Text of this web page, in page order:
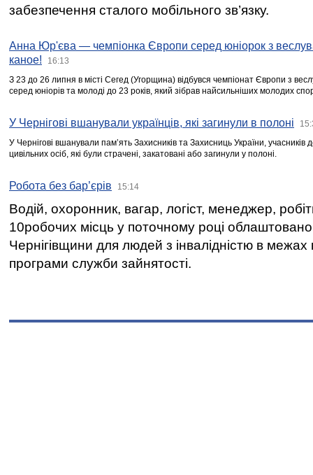
забезпечення сталого мобільного зв’язку.
Анна Юр'єва — чемпіонка Європи серед юніорок з
каное!
16:13
З 23 до 26 липня в місті Сегед (Угорщина) відбувся чемпіонат Європи з
серед юніорів та молоді до 23 років, який зібрав найсильніших молодих
У Чернігові вшанували українців, які загинули в полоні
У Чернігові вшанували пам’ять Захисників та Захисниць України,
цивільних осіб, які були страчені, закатовані або загинули у полоні.
Робота без бар’єрів 15:14
Водій, охоронник, вагар, логіст, менеджер,
10робочих місць у поточному році
Чернігівщини для людей з інвалідністю в межах
програми служби зайнятості.